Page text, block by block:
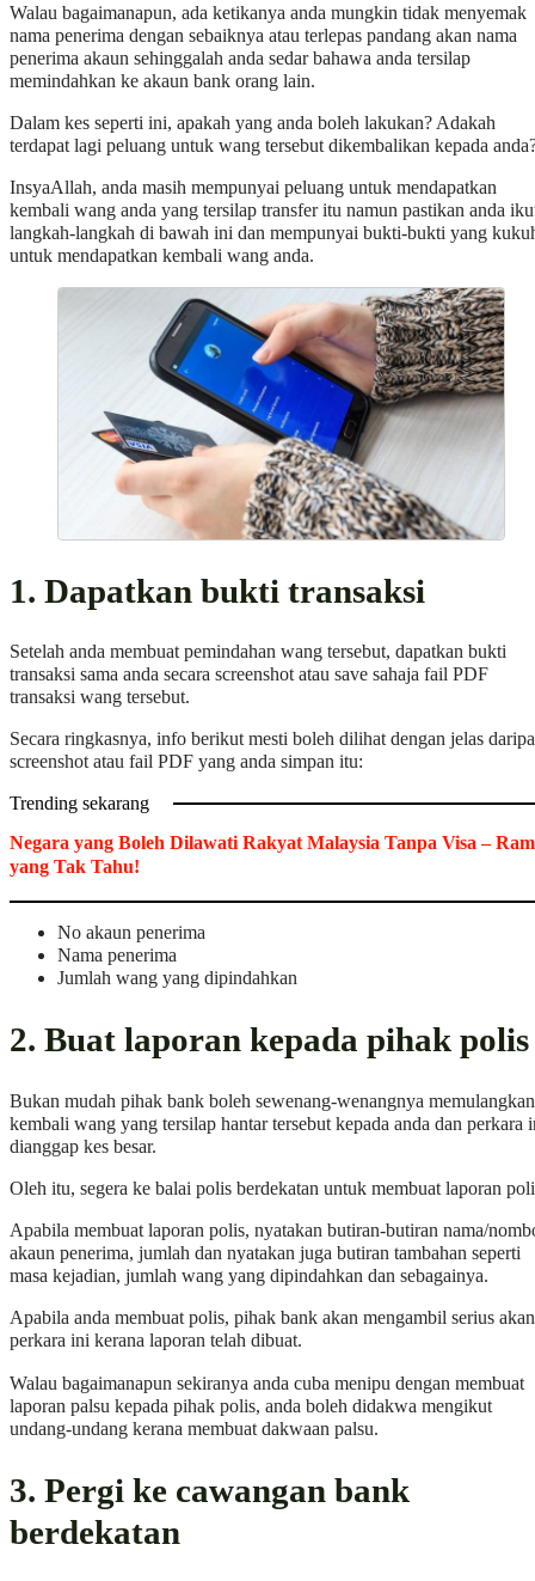
Walau bagaimanapun, ada ketikanya anda mungkin tidak menyemak
nama penerima dengan sebaiknya atau terlepas pandang akan nama
penerima akaun sehinggalah anda sedar bahawa anda tersilap
memindahkan ke akaun bank orang lain.
Dalam kes seperti ini, apakah yang anda boleh lakukan? Adakah
terdapat lagi peluang untuk wang tersebut dikembalikan kepada
InsyaAllah, anda masih mempunyai peluang untuk mendapatkan
kembali wang anda yang tersilap transfer itu namun pastikan anda
langkah-langkah di bawah ini dan mempunyai bukti-bukti yang
untuk mendapatkan kembali wang anda.
1. Dapatkan bukti transaksi
Setelah anda membuat pemindahan wang tersebut, dapatkan bukti
transaksi sama anda secara screenshot atau save sahaja fail PDF
transaksi wang tersebut.
Secara ringkasnya, info berikut mesti boleh dilihat dengan jelas
screenshot atau fail PDF yang anda simpan itu:
Trending sekarang
Negara yang Boleh Dilawati Rakyat Malaysia Tanpa Visa –
yang Tak Tahu!
No akaun penerima
Nama penerima
Jumlah wang yang dipindahkan
2. Buat laporan kepada pihak polis
Bukan mudah pihak bank boleh sewenang-wenangnya memulangkan
kembali wang yang tersilap hantar tersebut kepada anda dan perkara
dianggap kes besar.
Oleh itu, segera ke balai polis berdekatan untuk membuat laporan
Apabila membuat laporan polis, nyatakan butiran-butiran nama/
akaun penerima, jumlah dan nyatakan juga butiran tambahan seperti
masa kejadian, jumlah wang yang dipindahkan dan sebagainya.
Apabila anda membuat polis, pihak bank akan mengambil serius akan
perkara ini kerana laporan telah dibuat.
Walau bagaimanapun sekiranya anda cuba menipu dengan membuat
laporan palsu kepada pihak polis, anda boleh didakwa mengikut
undang-undang kerana membuat dakwaan palsu.
3. Pergi ke cawangan bank
berdekatan